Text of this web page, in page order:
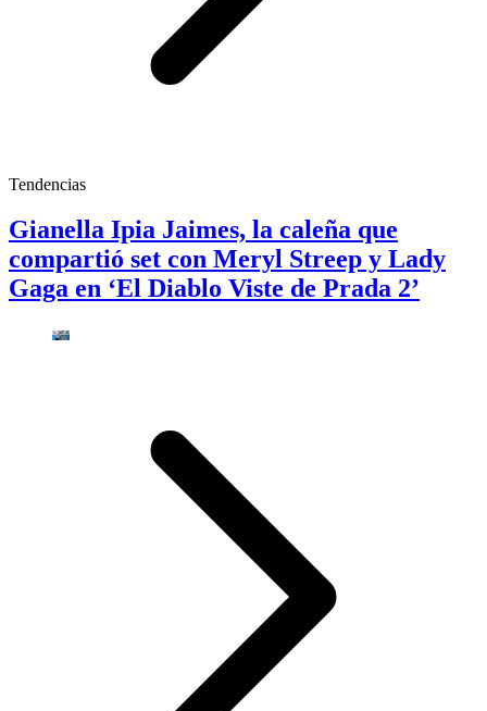
Tendencias
Gianella Ipia Jaimes, la caleña que
compartió set con Meryl Streep y Lady
Gaga en ‘El Diablo Viste de Prada 2’